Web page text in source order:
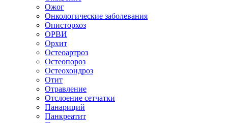
Ожог
Онкологические заболевания
Описторхоз
ОРВИ
Орхит
Остеоартроз
Остеопороз
Остеохондроз
Отит
Отравление
Отслоение сетчатки
Панариций
Панкреатит